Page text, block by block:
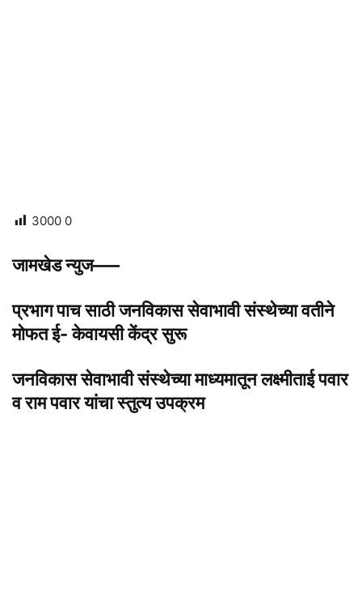
3000 0
जामखेड न्युज—–
प्रभाग पाच साठी जनविकास सेवाभावी संस्थेच्या वतीने
मोफत ई- केवायसी केंद्र सुरू
जनविकास सेवाभावी संस्थेच्या माध्यमातून लक्ष्मीताई पवार
व राम पवार यांचा स्तुत्य उपक्रम